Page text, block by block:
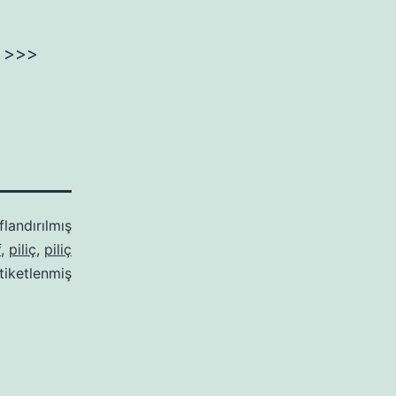
, piliç, piliç